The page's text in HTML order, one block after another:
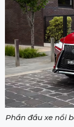
Phần đầu xe nổi